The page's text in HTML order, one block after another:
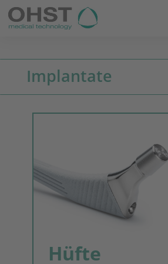
Implantate
Hüfte